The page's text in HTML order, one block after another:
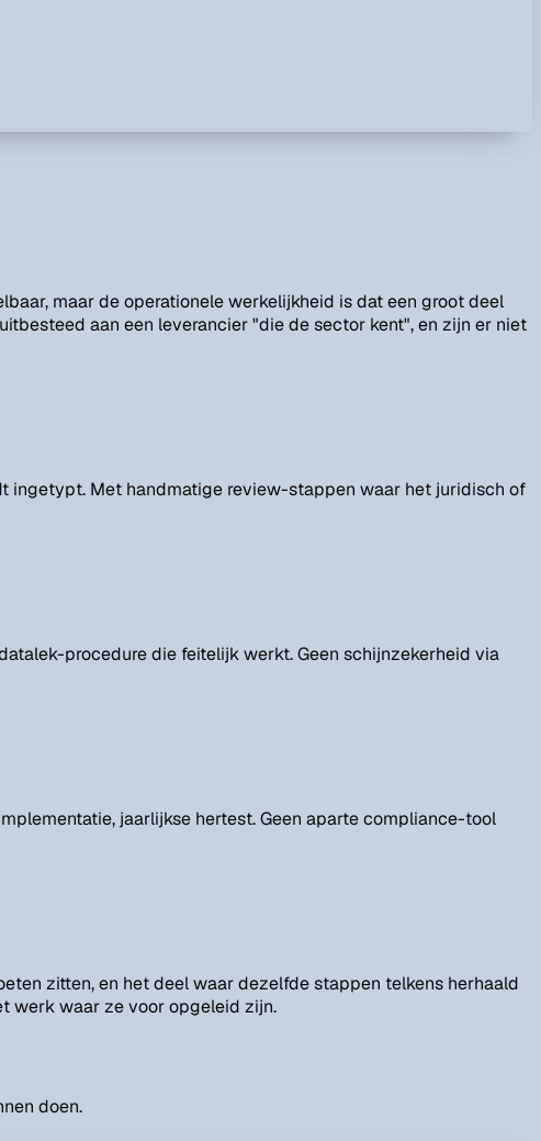
maar de operationele werkelijkheid is dat een groot deel
aan een leverancier "die de sector kent", en zijn er niet
ingetypt. Met handmatige review-stappen waar het juridisch of
procedure die feitelijk werkt. Geen schijnzekerheid via
jaarlijkse hertest. Geen aparte compliance-tool
zitten, en het deel waar dezelfde stappen telkens herhaald
werk waar ze voor opgeleid zijn.
doen.